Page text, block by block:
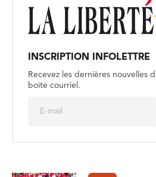
INSCRIPTION INFOLETTRE
Recevez les dernières nouvelles
boite courriel.